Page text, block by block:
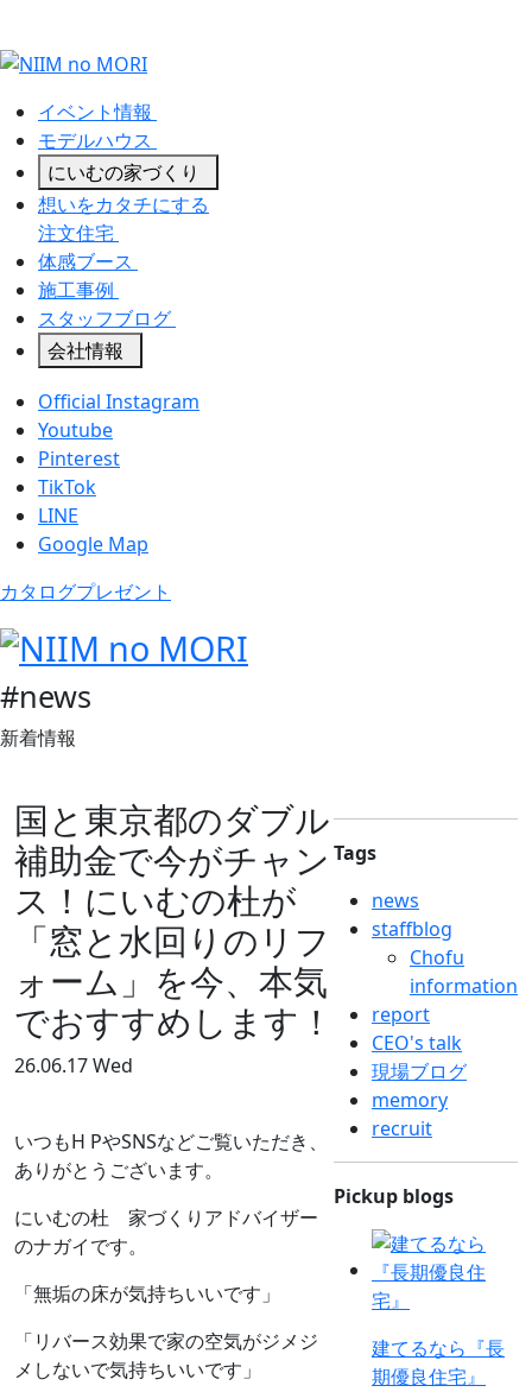
イベント情報
モデルハウス
にいむの家づくり
想いをカタチにする
注文住宅
体感ブース
施工事例
スタッフブログ
会社情報
Official Instagram
Youtube
Pinterest
TikTok
LINE
Google Map
カタログプレゼント
#news
新着情報
国と東京都のダブル
補助金で今がチャン
ス！にいむの杜が
「窓と水回りのリフ
ォーム」を今、本気
でおすすめします！
26.06.17 Wed
いつもH PやSNSなどご覧いただき、
ありがとうございます。
にいむの杜 家づくりアドバイザー
のナガイです。
「無垢の床が気持ちいいです」
「リバース効果で家の空気がジメジ
メしないで気持ちいいです」
Tags
news
staffblog
Chofu
information
report
CEO's talk
現場ブログ
memory
recruit
Pickup blogs
建てるなら『長
期優良住宅』